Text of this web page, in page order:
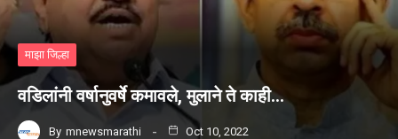
माझा जिल्हा
वडिलांनी वर्षानुवर्षे कमावले, मुलाने ते काही…
By mnewsmarathi Oct 10, 2022